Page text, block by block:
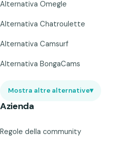
Alternativa Omegle
Alternativa Chatroulette
Alternativa Camsurf
Alternativa BongaCams
Mostra altre alternative▾
Azienda
Regole della community